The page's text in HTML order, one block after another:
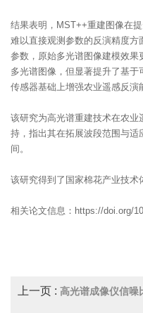
结果表明，MST++重建图像在
难以直接观测参数的反演精度
参数，原始多光谱图像建模效
多光谱图像，但显著提升了基
传感器基础上增强农业遥感反演
该研究为高光谱重建技术在农
持，指出其在拓展波段范围与
间。
该研究得到了国家棉花产业技术
相关论文信息：https://doi.org/
上一页 : 高光谱成像仪信噪